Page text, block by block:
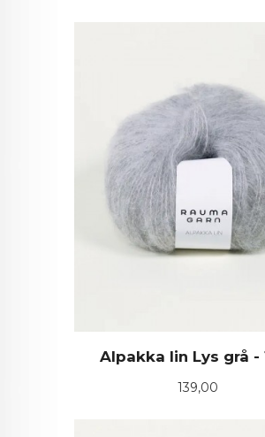
Alpakka lin Lys grå -
Pris
139,00